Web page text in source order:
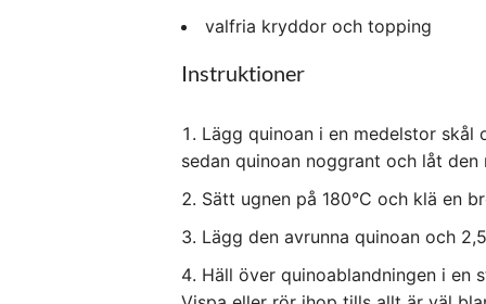
valfria kryddor och topping
Instruktioner
Lägg quinoan i en medelstor
sedan quinoan noggrant och låt den
Sätt ugnen på 180°C och klä en
Lägg den avrunna quinoan och
Häll över quinoablandningen i en